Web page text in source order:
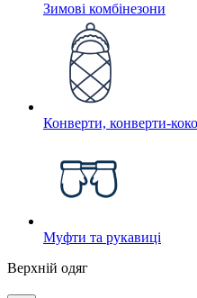
Зимові комбінезони
Конверти, конверти-
Муфти та рукавиці
Верхній одяг